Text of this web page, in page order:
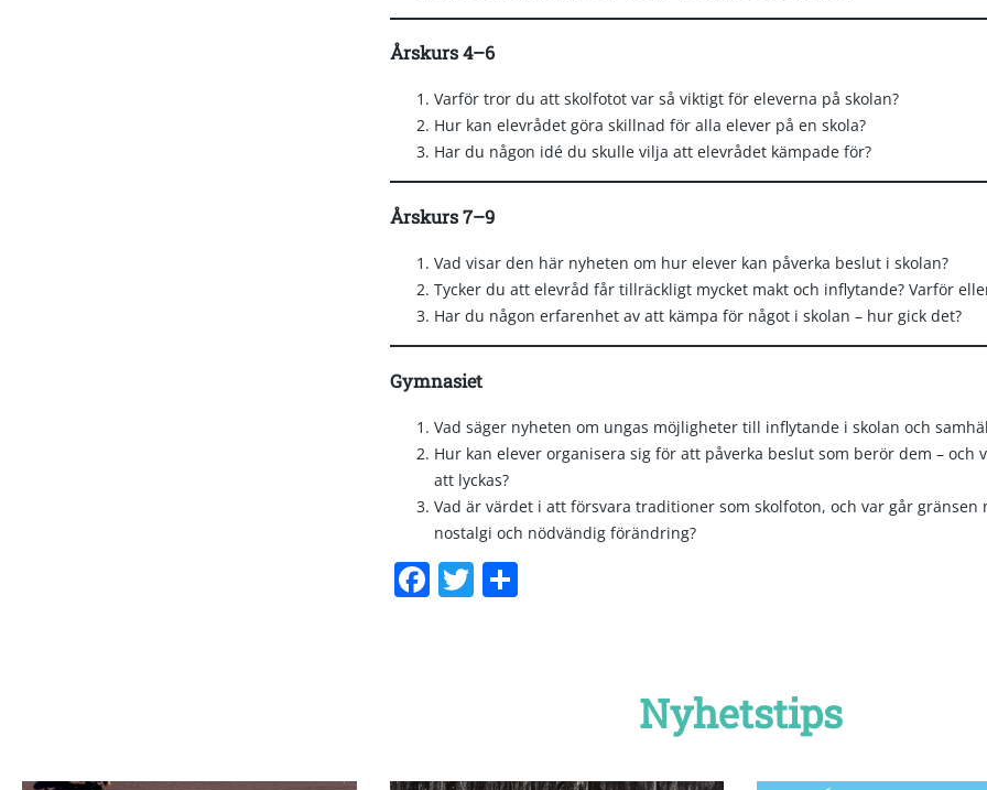
Årskurs 4–6
Varför tror du att skolfotot var så viktigt för eleverna på skolan?
Hur kan elevrådet göra skillnad för alla elever på en skola?
Har du någon idé du skulle vilja att elevrådet kämpade för?
Årskurs 7–9
Vad visar den här nyheten om hur elever kan påverka beslut i skolan?
Tycker du att elevråd får tillräckligt mycket makt och inflytande? Varför
Har du någon erfarenhet av att kämpa för något i skolan – hur gick det?
Gymnasiet
Vad säger nyheten om ungas möjligheter till inflytande i skolan och
Hur kan elever organisera sig för att påverka beslut som berör dem – och
att lyckas?
Vad är värdet i att försvara traditioner som skolfoton, och var går gränsen
nostalgi och nödvändig förändring?
Facebook
Twitter
Dela
Nyhetstips